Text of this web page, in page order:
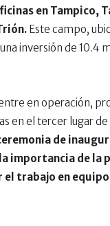
en Tampico,
Este campo,
inversión de 10.4
en operación,
en el tercer lugar
de
importancia de la
el trabajo en